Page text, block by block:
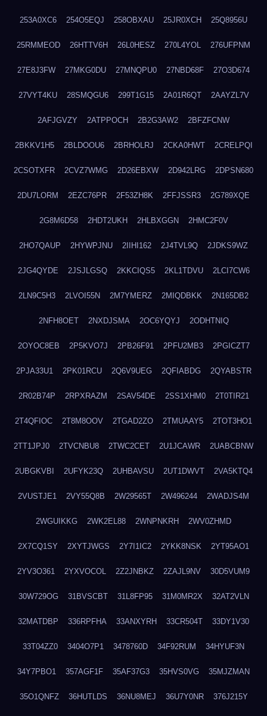
253A0XC6 254O5EQJ 258OBXAU 25JR0XCH 25Q8956U
25RMMEOD 26HTTV6H 26L0HESZ 270L4YOL 276UFPNM
27E8J3FW 27MKG0DU 27MNQPU0 27NBD68F 27O3D674
27VYT4KU 28SMQGU6 299T1G15 2A01R6QT 2AAYZL7V
2AFJGVZY 2ATPPOCH 2B2G3AW2 2BFZFCNW
2BKKV1H5 2BLDOOU6 2BRHOLRJ 2CKA0HWT 2CRELPQI
2CSOTXFR 2CVZ7WMG 2D26EBXW 2D942LRG 2DPSN680
2DU7LORM 2EZC76PR 2F53ZH8K 2FFJSSR3 2G789XQE
2G8M6D58 2HDT2UKH 2HLBXGGN 2HMC2F0V
2HO7QAUP 2HYWPJNU 2IIHI162 2J4TVL9Q 2JDKS9WZ
2JG4QYDE 2JSJLGSQ 2KKCIQS5 2KL1TDVU 2LCI7CW6
2LN9C5H3 2LVOI55N 2M7YMERZ 2MIQDBKK 2N165DB2
2NFH8OET 2NXDJSMA 2OC6YQYJ 2ODHTNIQ
2OYOC8EB 2P5KVO7J 2PB26F91 2PFU2MB3 2PGICZT7
2PJA33U1 2PK01RCU 2Q6V9UEG 2QFIABDG 2QYABSTR
2R02B74P 2RPXRAZM 2SAV54DE 2SS1XHM0 2T0TIR21
2T4QFIOC 2T8M8OOV 2TGAD2ZO 2TMUAAY5 2TOT3HO1
2TT1JPJ0 2TVCNBU8 2TWC2CET 2U1JCAWR 2UABCBNW
2UBGKVBI 2UFYK23Q 2UHBAVSU 2UT1DWVT 2VA5KTQ4
2VUSTJE1 2VY55Q8B 2W29565T 2W496244 2WADJS4M
2WGUIKKG 2WK2EL88 2WNPNKRH 2WV0ZHMD
2X7CQ1SY 2XYTJWGS 2Y7I1IC2 2YKK8NSK 2YT95AO1
2YV3O361 2YXVOCOL 2Z2JNBKZ 2ZAJL9NV 30D5VUM9
30W729OG 31BVSCBT 31L8FP95 31M0MR2X 32AT2VLN
32MATDBP 336RPFHA 33ANXYRH 33CR504T 33DY1V30
33T04ZZ0 3404O7P1 3478760D 34F92RUM 34HYUF3N
34Y7PBO1 357AGF1F 35AF37G3 35HVS0VG 35MJZMAN
35O1QNFZ 36HUTLDS 36NU8MEJ 36U7Y0NR 376J215Y